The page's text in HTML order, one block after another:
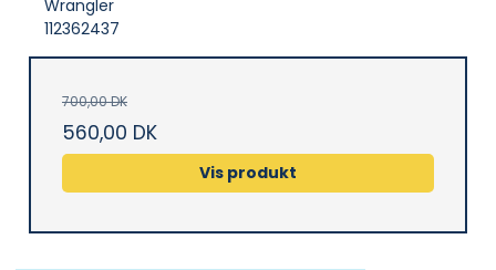
Wrangler
112362437
700,00 DK
560,00 DK
Vis produkt